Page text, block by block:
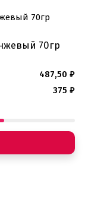
70гр
487,50 ₽
375 ₽